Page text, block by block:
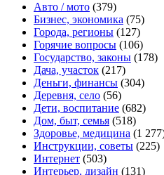
Авто / мото (379)
Бизнес, экономика (75)
Города, регионы (127)
Горячие вопросы (106)
Государство, законы (178)
Дача, участок (217)
Деньги, финансы (304)
Деревня, село (56)
Дети, воспитание (682)
Дом, быт, семья (518)
Здоровье, медицина (1
Инструкции, советы (225)
Интернет (503)
Интерьер, дизайн (131)